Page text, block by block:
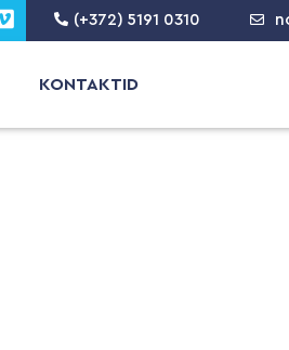
(+372) 5191 0310
KONTAKTID